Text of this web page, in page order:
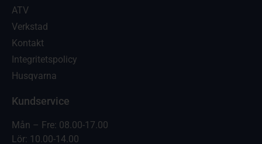
ATV
Verkstad
Kontakt
Integritetspolicy
Husqvarna
Kundservice
Mån – Fre: 08.00-17.00
Lör: 10.00-14.00